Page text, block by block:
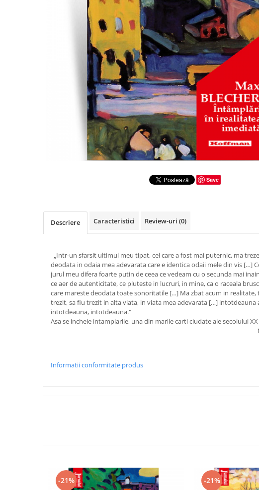
Publicistica / Reportaje / Interviuri
Save
Descriere Caracteristici Review-uri (0)
„Intr-un sfarsit ultimul meu tipat, cel care a fost mai puternic, ma
deodata in odaia mea adevarata care e identica odaii mele din vis […]
jurul meu difera foarte putin de ceea ce vedeam cu o secunda mai
ce aer de autenticitate, ce pluteste in lucruri, in mine, ca o raceala
care mareste deodata toate sonoritatile […] Ma zbat acum in realitate,
trezit, sa fiu trezit in alta viata, in viata mea adevarata […] intotdeauna
intotdeauna, intotdeauna."
Asa se incheie intamplarile, una din marile carti ciudate ale secolului
Informatii conformitate produs
-21% -21%